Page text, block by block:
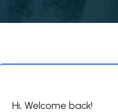
Hi, Welcome back!